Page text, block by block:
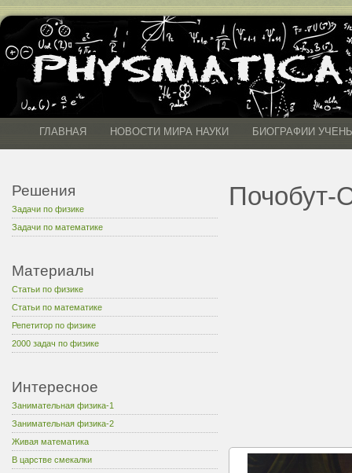
ГЛАВНАЯ НОВОСТИ МИРА НАУКИ БИОГРАФИИ
Решения
Задачи по физике
Задачи по математике
Материалы
Статьи по физике
Статьи по математике
Репетитор по физике
2000 задач по физике
Интересное
Занимательная физика-1
Занимательная физика-2
Живая математика
В царстве смекалки
Почобут-